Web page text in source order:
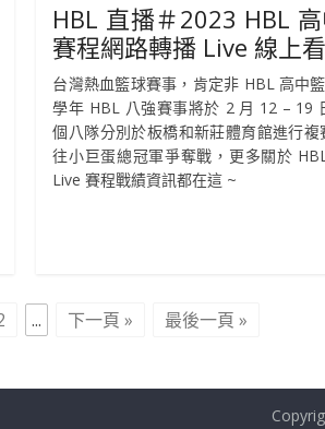
HBL 直播＃2023 HBL
賽程網路轉播 Live 線上看
台灣熱血籃球賽事，肯定非 HBL 高中
學年 HBL 八強賽事將於 2 月 12 – 19
個八隊分別於板橋和新莊體育館進行
往小巨蛋總冠軍爭奪戰，更多關於
Live 賽程戰績資訊都在這 ~
... 下一頁 » 最後一頁 »